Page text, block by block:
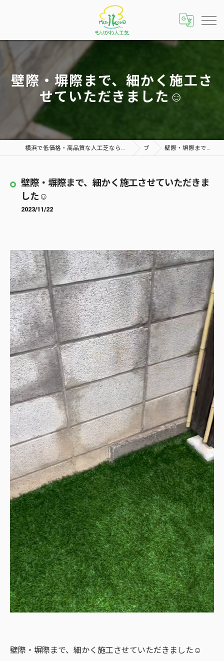
壁際・塀際まで、細かく施工さ
せていただきました☺️
横浜で低価格・高品質な人工芝ならメンテナンスフリーで雑草対策にもおすすめな「もりかわ人工芝 横浜店」へ ブログ 壁際・塀際まで、細かく施工させていただきました☺️
壁際・塀際まで、細かく施工させていただきま
した☺️
2023/11/22
壁際・塀際まで、細かく施工させていただきました☺️